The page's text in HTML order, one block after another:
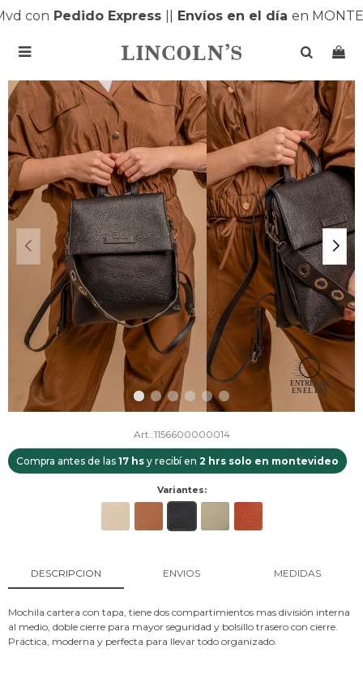
conPedido Express| Envíos en el díaen

1156600000014
Compra antes de las 17 hs y recibí en 2 hrs solo en montevideo
Variantes:
DESCRIPCION ENVIOS MEDIDAS
Mochila cartera con tapa, tiene dos compartimientos mas división interna
al medio, doble cierre para mayor seguridad y bolsillo trasero con cierre.
Práctica, moderna y perfecta para llevar todo organizado.